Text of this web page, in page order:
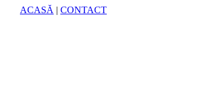
ACASĂ | CONTACT